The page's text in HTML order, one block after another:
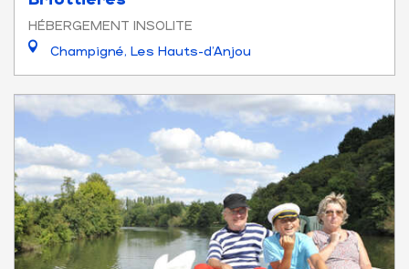
HÉBERGEMENT INSOLITE
Champigné, Les Hauts-d'Anjou